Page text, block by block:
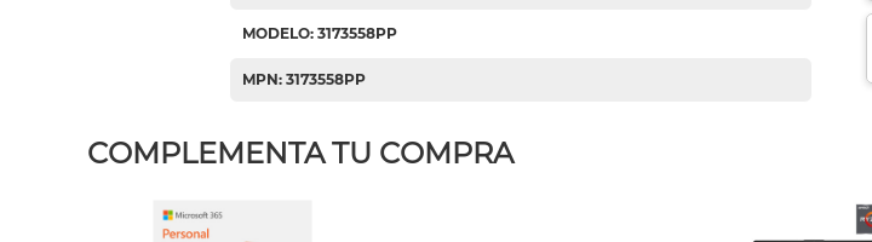
MODELO: 3173558PP
MPN: 3173558PP
COMPLEMENTA TU COMPRA